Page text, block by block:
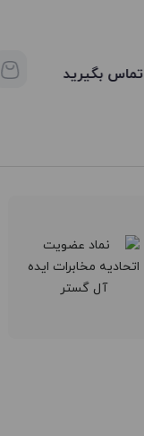
تماس بگیرید